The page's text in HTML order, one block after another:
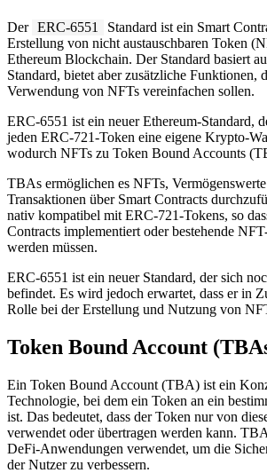
Der ERC-6551
Standard ist ein Smart
Erstellung von nicht austauschbaren Token
Ethereum Blockchain. Der Standard basiert
Standard, bietet aber zusätzliche Funktionen,
Verwendung von NFTs vereinfachen sollen.
ERC-6551 ist ein neuer Ethereum-Standard,
jeden ERC-721-Token eine eigene Krypto-
wodurch NFTs zu Token Bound Accounts
TBAs ermöglichen es NFTs,
Transaktionen über Smart Contracts
nativ kompatibel mit ERC-721-Tokens, so
Contracts implementiert oder bestehende
werden müssen.
ERC-6551 ist ein neuer Standard, der sich
befindet. Es wird jedoch erwartet, dass er in
Rolle bei der Erstellung und Nutzung von
Token Bound Account
Ein Token Bound Account (TBA) ist ein
Technologie, bei dem ein Token an ein
ist. Das bedeutet, dass der Token nur von
verwendet oder übertragen werden kann.
DeFi-Anwendungen verwendet, um die
der Nutzer zu verbessern.